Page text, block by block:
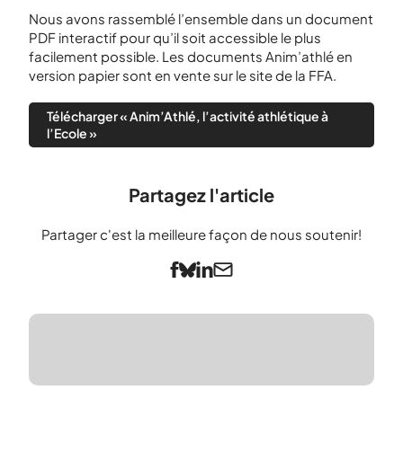
Nous avons rassemblé l’ensemble dans un document
PDF interactif pour qu’il soit accessible le plus
facilement possible. Les documents Anim’athlé en
version papier sont en vente sur le site de la FFA.
Télécharger « Anim’Athlé, l’activité athlétique à
l’Ecole »
Partagez l'article
Partager c'est la meilleure façon de nous soutenir!